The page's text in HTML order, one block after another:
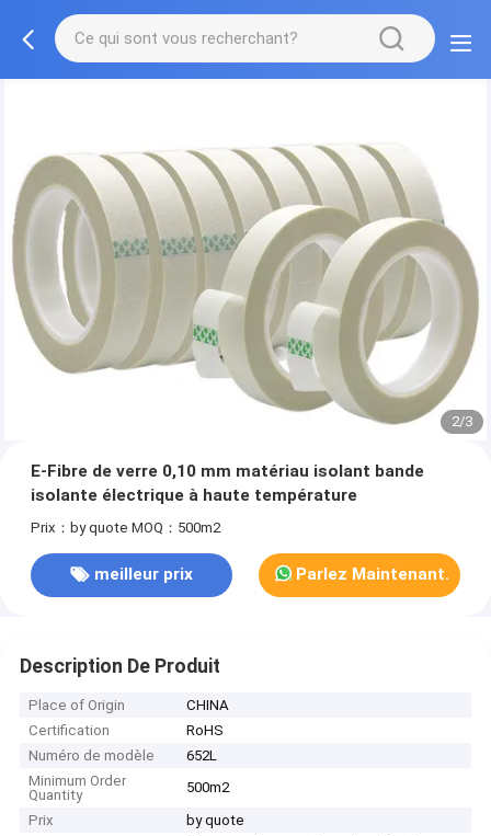
2/3
E-Fibre de verre 0,10 mm matériau isolant bande
isolante électrique à haute température
Prix：by quote MOQ：500m2
meilleur prix Parlez Maintenant.
Description De Produit
Place of Origin
CHINA
Certification
RoHS
Numéro de modèle
652L
Minimum Order
Quantity
500m2
Prix
by quote